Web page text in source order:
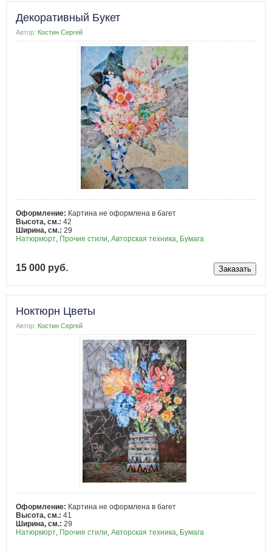
Декоративный Букет
Автор: Костин Сергей
Оформление: Картина не оформлена в багет
Высота, см.: 42
Ширина, см.: 29
Натюрморт, Прочие стили, Авторская техника, Бумага
15 000 руб.
Ноктюрн Цветы
Автор: Костин Сергей
Оформление: Картина не оформлена в багет
Высота, см.: 41
Ширина, см.: 29
Натюрморт Прочие стили Авторская техника Бумага